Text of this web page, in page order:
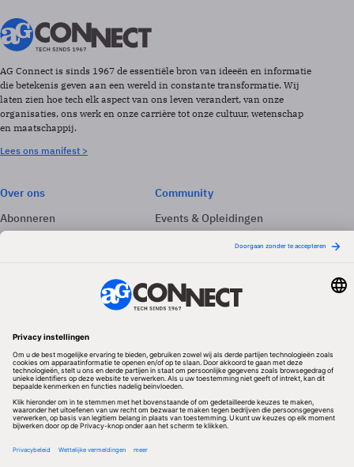
AG Connect is sinds 1967 de essentiële bron van ideeën en informatie
die betekenis geven aan een wereld in constante transformatie. Wij
laten zien hoe tech elk aspect van ons leven verandert, van onze
organisaties, ons werk en onze carrière tot onze cultuur, wetenschap
en maatschappij.
Lees ons manifest >
Over ons
Abonneren
Adverteren
Community
Events & Opleidingen
Nieuwsbrieven
Volg ons
Redactionele partner